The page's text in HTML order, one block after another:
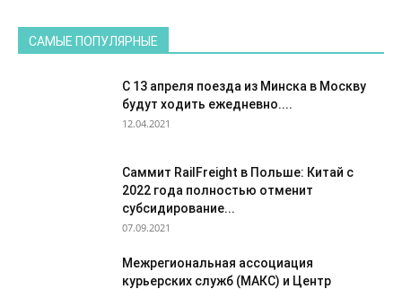
САМЫЕ ПОПУЛЯРНЫЕ
С 13 апреля поезда из Минска в Москву
будут ходить ежедневно....
12.04.2021
Саммит RailFreight в Польше: Китай с
2022 года полностью отменит
субсидирование...
07.09.2021
Межрегиональная ассоциация
курьерских служб (МАКС) и Центр